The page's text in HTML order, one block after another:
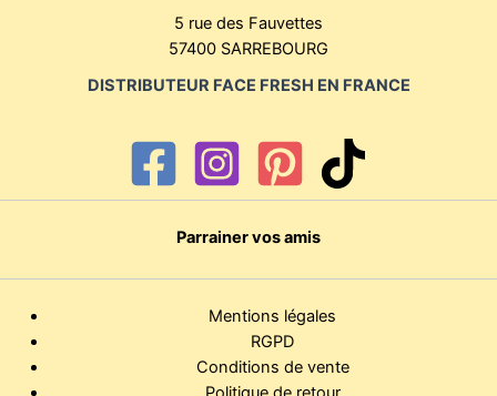
5 rue des Fauvettes
57400 SARREBOURG
DISTRIBUTEUR FACE FRESH EN FRANCE
Parrainer vos amis
Mentions légales
RGPD
Conditions de vente